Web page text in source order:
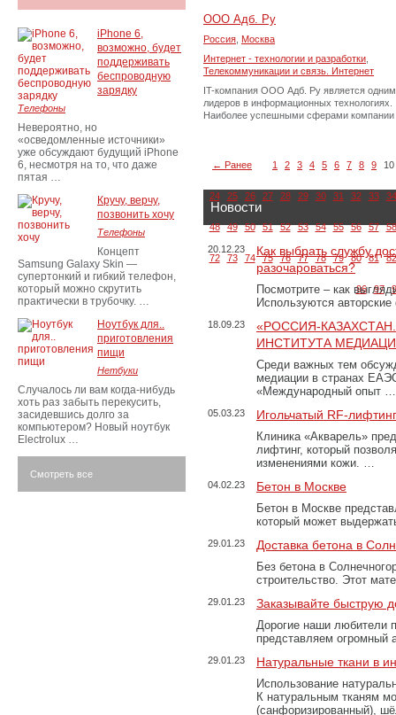
ООО Адб. Ру
Россия Москва
Интернет - технологии и разработки
Телекоммуникации и связь. Интернет
IT-компания ООО Адб. Ру является
лидеров в информационных технологиях.
Наиболее успешными сферами
← Ранее 1 2 3 4 5 6 7 8 9 10
24 25 26 27 28 29 30 31 32 33 34
48 49 50 51 52 53 54 55 56 57 58
72 73 74 75 76 77 78 79 80 81 82
96 97
Новости
20.12.23
Как выбрать службу
разочароваться?
Посмотрите – как
Используются
18.09.23
«РОССИЯ-
ИНСТИТУТА
Среди важных тем
медиации в странах
«Международный опыт …
05.03.23 Игольчатый RF-
Клиника «Акварель»
лифтинг, который
изменениями кожи. …
04.02.23 Бетон в Москве
Бетон в Москве
который может
29.01.23 Доставка бетона в
Без бетона в
строительство. Этот
29.01.23 Заказывайте быструю
Дорогие наши любители
представляем огромный
29.01.23 Натуральные ткани в
Использование
К натуральным тканям
(санфоризированный),
iPhone 6,
возможно, будет
поддерживать
беспроводную
зарядку
Телефоны
Невероятно, но
«осведомленные источники»
уже обсуждают будущий iPhone
6, несмотря на то, что даже
пятая …
Кручу, верчу,
позвонить хочу
Телефоны
Концепт
Samsung Galaxy Skin —
супертонкий и гибкий телефон,
который можно скрутить
практически в трубочку. …
Ноутбук для..
приготовления
пищи
Нетбуки
Случалось ли вам когда-нибудь
хоть раз забыть перекусить,
засидевшись долго за
компьютером? Новый ноутбук
Electrolux …
Смотреть все